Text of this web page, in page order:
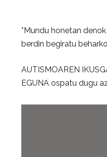
*Mundu honetan
berdin begiratu
AUTISMOAREN
EGUNA ospatu dugu